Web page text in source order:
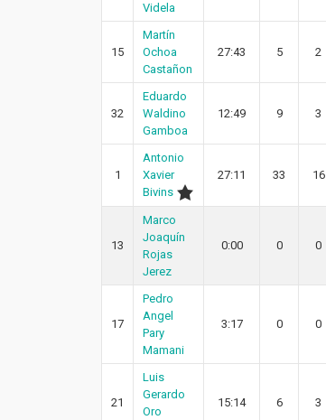
Videla
15
Martín
Ochoa
Castañon
27:43 5 2
32
Eduardo
Waldino
Gamboa
12:49 9 3
1
Antonio
Xavier
Bivins
27:11 33 16
13
Marco
Joaquín
Rojas
Jerez
0:00 0 0
17
Pedro
Angel
Pary
Mamani
3:17 0 0
21
Luis
Gerardo
Oro
15:14 6 3